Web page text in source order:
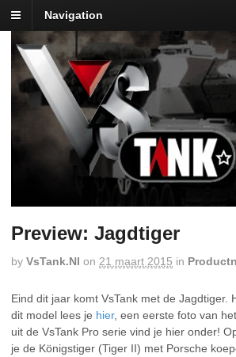
Navigation
Preview: Jagdtiger
by VsTank.nl on 21 maart 2015 in
Eind dit jaar komt VsTank met de Jagdtiger.
dit model lees je hier, een eerste foto van
uit de VsTank Pro serie vind je hier onder!
je de Königstiger (Tiger II) met Porsche